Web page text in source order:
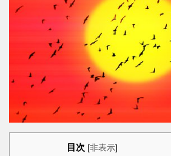
目次 [非表示]